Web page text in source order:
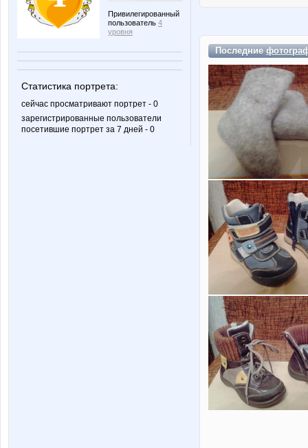
Привилегированный
пользователь 4
уровня
Статистика портрета:
сейчас просматривают портрет - 0
зарегистрированные пользователи
посетившие портрет за 7 дней - 0
Последние